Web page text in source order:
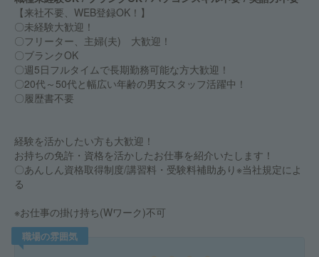
【来社不要、WEB登録OK！】
〇未経験大歓迎！
〇フリーター、主婦(夫) 大歓迎！
〇ブランクOK
〇週5日フルタイムで長期勤務可能な方大歓迎！
〇20代～50代と幅広い年齢の男女スタッフ活躍中！
〇履歴書不要
経験を活かしたい方も大歓迎！
お持ちの免許・資格を活かしたお仕事を紹介いたします！
〇あんしん資格取得制度/講習料・受験料補助あり※当社規定によ
る
※お仕事の掛け持ち(Wワーク)不可
職場の雰囲気